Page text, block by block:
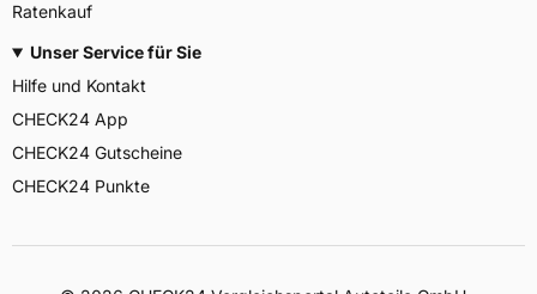
Ratenkauf
Unser Service für Sie
Hilfe und Kontakt
CHECK24 App
CHECK24 Gutscheine
CHECK24 Punkte